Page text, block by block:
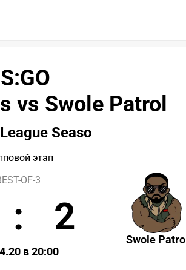
vs Swole Patrol
Seaso
этап
Swole Patrol
OF-3
: 2
в 20:00